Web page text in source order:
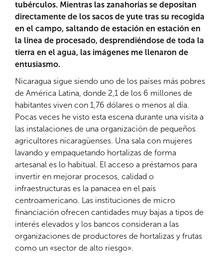
tubérculos. Mientras las zanahorias se depositan
directamente de los sacos de yute tras su recogida
en el campo, saltando de estación en estación en
la línea de procesado, desprendiéndose de toda la
tierra en el agua, las imágenes me llenaron de
entusiasmo.
Nicaragua sigue siendo uno de los países más pobres
de América Latina, donde 2,1 de los 6 millones de
habitantes viven con 1,76 dólares o menos al día.
Pocas veces he visto esta escena durante una visita a
las instalaciones de una organización de pequeños
agricultores nicaragüenses. Una sala con mujeres
lavando y empaquetando hortalizas de forma
artesanal es lo habitual. El acceso a préstamos para
invertir en mejorar procesos, calidad o
infraestructuras es la panacea en el país
centroamericano. Las instituciones de micro
financiación ofrecen cantidades muy bajas a tipos de
interés elevados y los bancos consideran a las
organizaciones de productores de hortalizas y frutas
como un «sector de alto riesgo».